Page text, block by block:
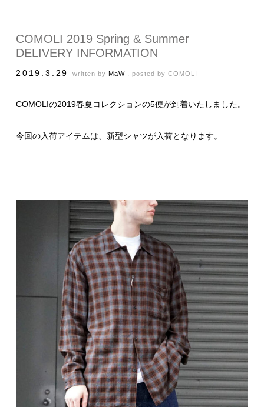
COMOLI 2019 Spring & Summer
DELIVERY INFORMATION
2019.3.29 written by MaW , posted by COMOLI
COMOLIの2019春夏コレクションの5便が到着いたしました。
今回の入荷アイテムは、新型シャツが入荷となります。